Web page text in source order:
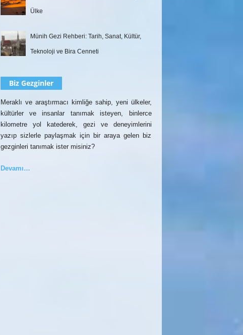
Ülke
Münih Gezi Rehberi: Tarih, Sanat, Kültür,
Teknoloji ve Bira Cenneti
Biz Gezginler
Meraklı ve araştırmacı kimliğe sahip, yeni ülkeler,
kültürler ve insanlar tanımak isteyen, binlerce
kilometre yol katederek, gezi ve deneyimlerini
yazıp sizlerle paylaşmak için bir araya gelen biz
gezginleri tanımak ister misiniz?
Devamı…